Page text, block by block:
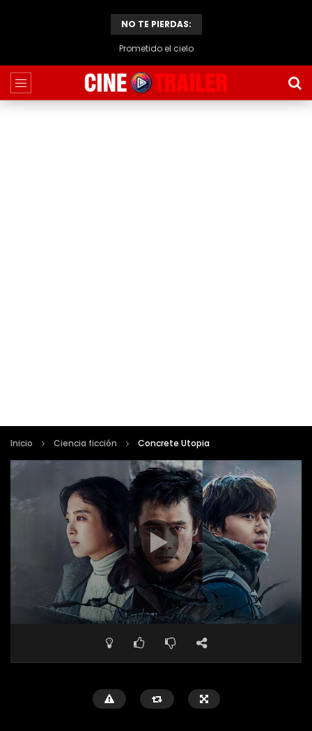
NO TE PIERDAS:
Prometido el cielo
Inicio Ciencia ficción Concrete Utopia